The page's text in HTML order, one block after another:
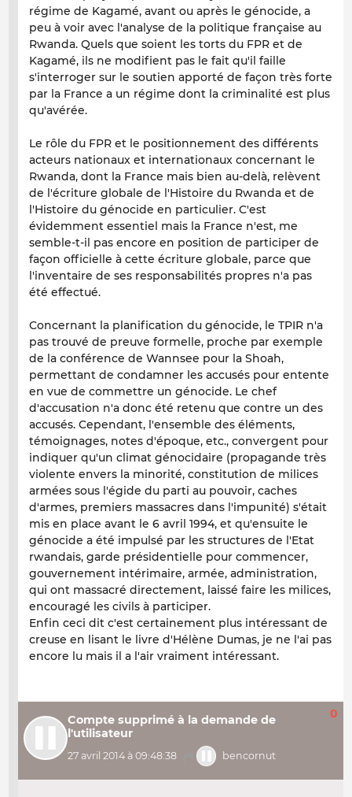
régime de Kagamé, avant ou après le génocide, a
peu à voir avec l'analyse de la politique française au
Rwanda. Quels que soient les torts du FPR et de
Kagamé, ils ne modifient pas le fait qu'il faille
s'interroger sur le soutien apporté de façon très forte
par la France a un régime dont la criminalité est plus
qu'avérée.
Le rôle du FPR et le positionnement des différents
acteurs nationaux et internationaux concernant le
Rwanda, dont la France mais bien au-delà, relèvent
de l'écriture globale de l'Histoire du Rwanda et de
l'Histoire du génocide en particulier. C'est
évidemment essentiel mais la France n'est, me
semble-t-il pas encore en position de participer de
façon officielle à cette écriture globale, parce que
l'inventaire de ses responsabilités propres n'a pas
été effectué.
Concernant la planification du génocide, le TPIR n'a
pas trouvé de preuve formelle, proche par exemple
de la conférence de Wannsee pour la Shoah,
permettant de condamner les accusés pour entente
en vue de commettre un génocide. Le chef
d'accusation n'a donc été retenu que contre un des
accusés. Cependant, l'ensemble des éléments,
témoignages, notes d'époque, etc., convergent pour
indiquer qu'un climat génocidaire (propagande très
violente envers la minorité, constitution de milices
armées sous l'égide du parti au pouvoir, caches
d'armes, premiers massacres dans l'impunité) s'était
mis en place avant le 6 avril 1994, et qu'ensuite le
génocide a été impulsé par les structures de l'Etat
rwandais, garde présidentielle pour commencer,
gouvernement intérimaire, armée, administration,
qui ont massacré directement, laissé faire les milices,
encouragé les civils à participer.
Enfin ceci dit c'est certainement plus intéressant de
creuse en lisant le livre d'Hélène Dumas, je ne l'ai pas
encore lu mais il a l'air vraiment intéressant.
Compte supprimé à la demande de
l'utilisateur
27 avril 2014 à 09:48:38 bencornut
0